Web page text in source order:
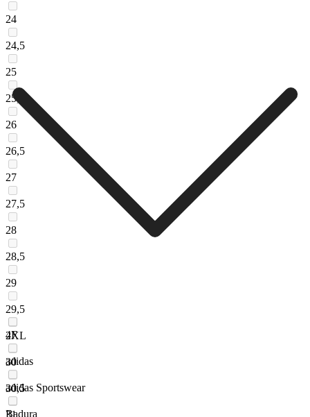
24
24,5
25
25,5
26
26,5
27
27,5
28
28,5
29
29,5
2XL
30
30,5
31
4F
adidas
adidas Sportswear
Badura